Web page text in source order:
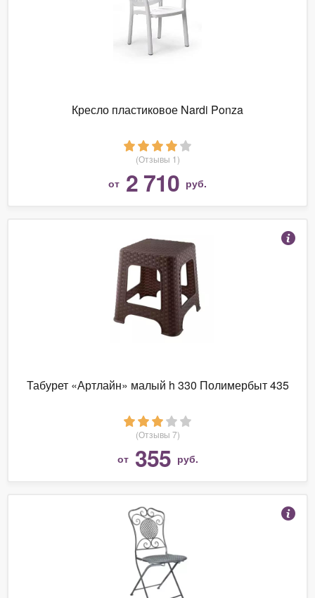
Кресло пластиковое Nardi Ponza
(Отзывы 1)
от 2 710 руб.
Табурет «Артлайн» малый h 330 Полимербыт 435
(Отзывы 7)
от 355 руб.